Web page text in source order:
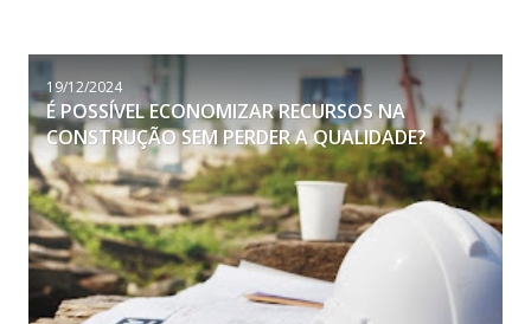
19/12/2024
É POSSÍVEL ECONOMIZAR RECURSOS NA
CONSTRUÇÃO SEM PERDER A QUALIDADE?